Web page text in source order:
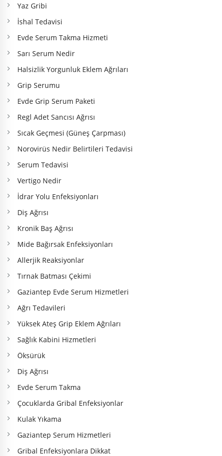
Yaz Gribi
İshal Tedavisi
Evde Serum Takma Hizmeti
Sarı Serum Nedir
Halsizlik Yorgunluk Eklem Ağrıları
Grip Serumu
Evde Grip Serum Paketi
Regl Adet Sancısı Ağrısı
Sıcak Geçmesi (Güneş Çarpması)
Norovirüs Nedir Belirtileri Tedavisi
Serum Tedavisi
Vertigo Nedir
İdrar Yolu Enfeksiyonları
Diş Ağrısı
Kronik Baş Ağrısı
Mide Bağırsak Enfeksiyonları
Allerjik Reaksiyonlar
Tırnak Batması Çekimi
Gaziantep Evde Serum Hizmetleri
Ağrı Tedavileri
Yüksek Ateş Grip Eklem Ağrıları
Sağlık Kabini Hizmetleri
Öksürük
Diş Ağrısı
Evde Serum Takma
Çocuklarda Gribal Enfeksiyonlar
Kulak Yıkama
Gaziantep Serum Hizmetleri
Gribal Enfeksiyonlara Dikkat